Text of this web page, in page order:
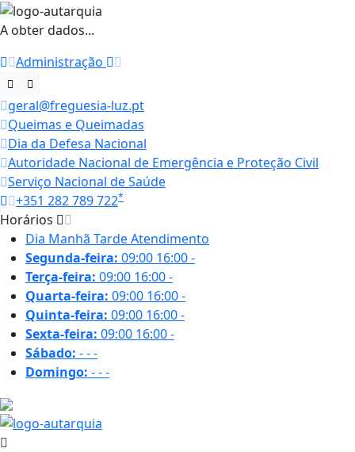
A obter dados...
Administração
geral@freguesia-luz.pt
Queimas e Queimadas
Dia da Defesa Nacional
Autoridade Nacional de Emergência e Proteção Civil
Serviço Nacional de Saúde
+351 282 789 722*
Horários
Dia Manhã TardeAtendimento
Segunda-feira: 09:00 16:00-
Terça-feira: 09:00 16:00-
Quarta-feira: 09:00 16:00-
Quinta-feira: 09:00 16:00-
Sexta-feira: 09:00 16:00-
Sábado: ---
Domingo: ---